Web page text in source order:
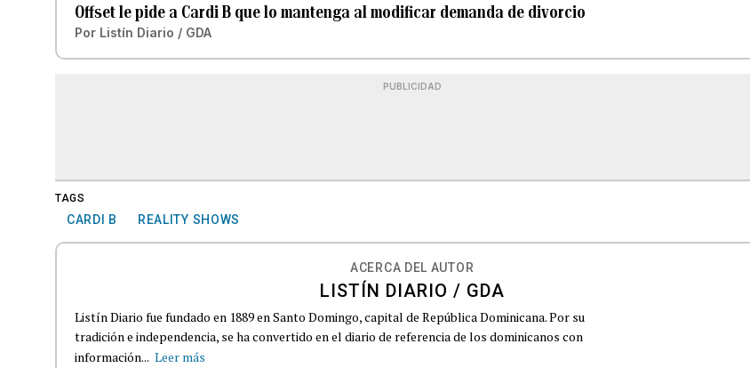
Offset le pide a Cardi B que lo mantenga al modificar demanda de divorcio
Por Listín Diario / GDA
PUBLICIDAD
TAGS
CARDI B REALITY SHOWS
ACERCA DEL AUTOR
LISTÍN DIARIO / GDA
Listín Diario fue fundado en 1889 en Santo Domingo, capital de República Dominicana. Por su
tradición e independencia, se ha convertido en el diario de referencia de los dominicanos con
información... Leer más